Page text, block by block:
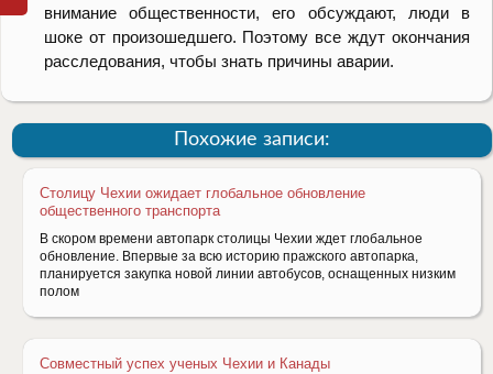
внимание общественности, его обсуждают, люди в
шоке от произошедшего. Поэтому все ждут окончания
расследования, чтобы знать причины аварии.
Похожие записи:
Столицу Чехии ожидает глобальное обновление
общественного транспорта
В скором времени автопарк столицы Чехии ждет глобальное
обновление. Впервые за всю историю пражского автопарка,
планируется закупка новой линии автобусов, оснащенных низким
полом
Совместный успех ученых Чехии и Канады